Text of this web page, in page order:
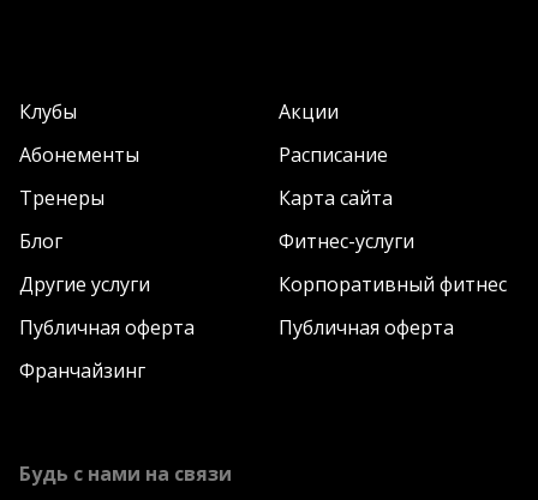
Клубы
Акции
Абонементы
Расписание
Тренеры
Карта сайта
Блог
Фитнес-услуги
Другие услуги
Корпоративный фитнес
Публичная оферта
Публичная оферта
Франчайзинг
Будь с нами на связи